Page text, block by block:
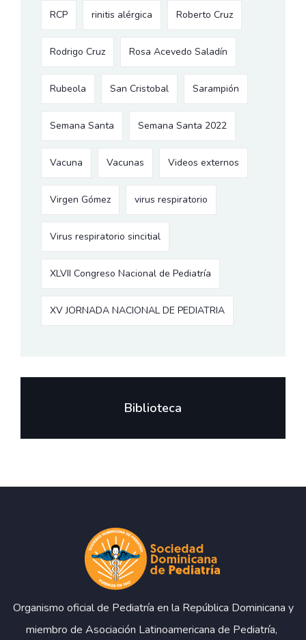
RCP rinitis alérgica Roberto Cruz
Rodrigo Cruz Rosa Acevedo Saladín
Rubeola San Cristobal Sarampión
Semana Santa Semana Santa 2022
Vacuna Vacunas Videos externos
Virgen Gómez virus respiratorio
Virus respiratorio sincitial
XLVII Congreso Nacional de Pediatría
XV JORNADA NACIONAL DE PEDIATRIA
Biblioteca
Organismo oficial de Pediatría en la República Dominicana y
miembro de Asociación Latinoamericana de Pediatría,